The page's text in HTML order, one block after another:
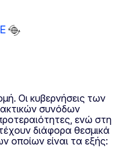
Οι κυβερνήσεις των
συνόδων
ενώ στη
διάφορα θεσμικά
οποίων είναι τα εξής: